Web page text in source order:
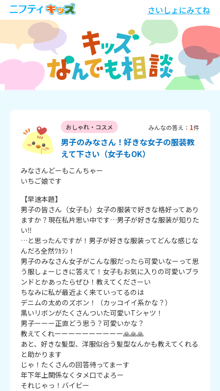
さいしょにみてね
おしゃれ・コスメ みんなの答え： 1件
男子のみなさん！好きな女子の服装教
えて下さい（女子もOK）
みなさんどーもこんちゃー
いちご娘です
【早速本題】
男子の皆さん（女子も）女子の服装で好きな格好ってあり
ますか？現在私片思い中です…男子が好きな服装が知りた
い‼︎
…と思ったんですが！男子が好きな服装ってどんな感じな
んだろ全然ﾜｶﾗﾝ！
男子のみなさん女子がこんな服だったら可愛いなーって思
う服しょーじきに答えて！女子もお気に入りの可愛いブラ
ンドとかあったらぜひ！教えてくださーい
ちなみに私が最近よく来ていってるのは
デニムの太めのズボン！（カッコイイ系かな？）
黒いリボンがたくさんついた可愛いTシャツ！
男子ーーー正直どう思う？可愛いかな？
教えてくれーーーーーーーーーー🙏🙏🙏
あと、好きな髪型、洋服似合う髪型なんかも教えてくれる
と助かります
じゃ！たくさんの回答待ってまーす
年下年上関係なくタメ口でよろー
それじゃっ！バイビー